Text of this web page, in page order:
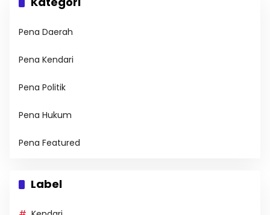
Pena Daerah
Pena Kendari
Pena Politik
Pena Hukum
Pena Featured
Label